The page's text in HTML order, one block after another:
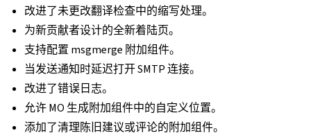
改进了未更改翻译检查中的缩写处理。
为新贡献者设计的全新着陆页。
支持配置 msgmerge 附加组件。
当发送通知时延迟打开 SMTP 连接。
改进了错误日志。
允许 MO 生成附加组件中的自定义位置。
添加了清理陈旧建议或评论的附加组件。